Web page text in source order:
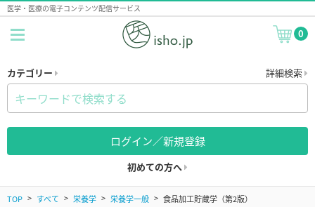
医学・医療の電子コンテンツ配信サービス
0
カテゴリー 詳細検索
ログイン／新規登録
初めての方へ
TOP すべて 栄養学 栄養学一般 食品加工貯蔵学（第2版）